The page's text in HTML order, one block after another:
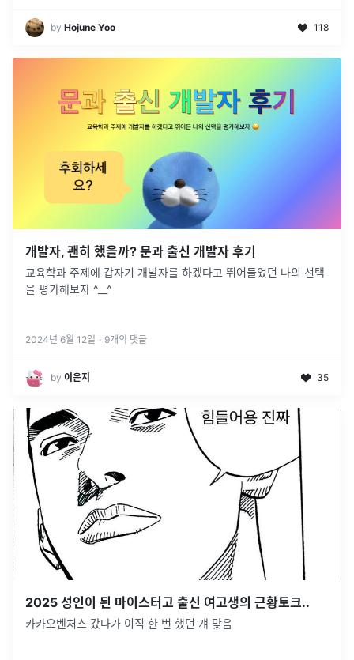
by Hojune Yoo 118
개발자, 괜히 했을까? 문과 출신 개발자 후기
교육학과 주제에 갑자기 개발자를 하겠다고 뛰어들었던 나의 선택
을 평가해보자 ^__^
2024년 6월 12일 · 9개의 댓글
by 이은지 35
2025 성인이 된 마이스터고 출신 여고생의 근황토크..
카카오벤처스 갔다가 이직 한 번 했던 걔 맞음